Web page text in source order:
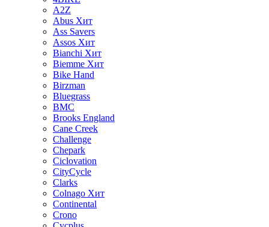
A2Z
Abus Хит
Ass Savers
Assos Хит
Bianchi Хит
Biemme Хит
Bike Hand
Birzman
Bluegrass
BMC
Brooks England
Cane Creek
Challenge
Chepark
Ciclovation
CityCycle
Clarks
Colnago Хит
Continental
Crono